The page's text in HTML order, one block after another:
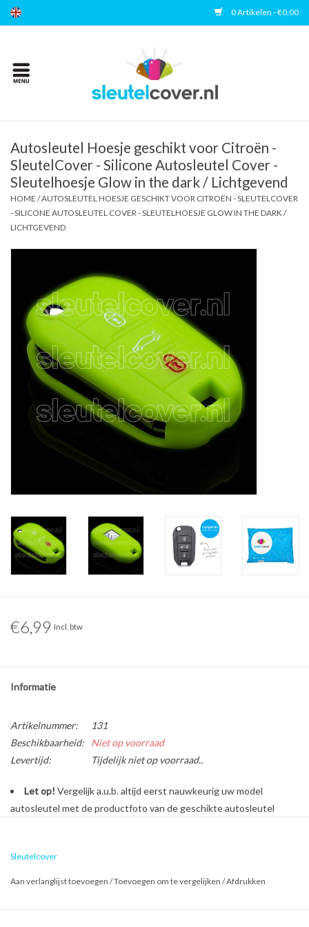
0 Artikelen - €0,00
Home
Accessoires
Veelgestelde vragen
Autosleutel Hoesje geschikt voor Citroën -
SleutelCover - Silicone Autosleutel Cover -
Sleutelhoesje Glow in the dark / Lichtgevend
HOME /AUTOSLEUTEL HOESJE GESCHIKT VOOR CITROËN - SLEUTELCOVER
- SILICONE AUTOSLEUTEL COVER - SLEUTELHOESJE GLOW IN THE DARK /
LICHTGEVEND
€6,99 Incl. btw
Informatie
Artikelnummer:
131
Beschikbaarheid:
Niet op voorraad
Levertijd:
Tijdelijk niet op voorraad..
Let op! Vergelijk a.u.b. altijd eerst nauwkeurig uw model
autosleutel met de productfoto van de geschikte autosleutel
Sleutelcover
Aan verlanglijst toevoegen /Toevoegen om te vergelijken /Afdrukken